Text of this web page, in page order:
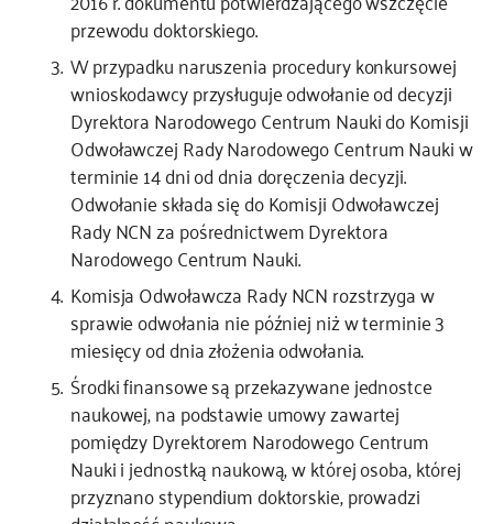
przewodu doktorskiego.
W przypadku naruszenia procedury konkursowej
wnioskodawcy przysługuje odwołanie od decyzji
Dyrektora Narodowego Centrum Nauki do Komisji
Odwoławczej Rady Narodowego Centrum Nauki w
terminie 14 dni od dnia doręczenia decyzji.
Odwołanie składa się do Komisji Odwoławczej
Rady NCN za pośrednictwem Dyrektora
Narodowego Centrum Nauki.
Komisja Odwoławcza Rady NCN rozstrzyga w
sprawie odwołania nie później niż w terminie 3
miesięcy od dnia złożenia odwołania.
Środki finansowe są przekazywane jednostce
naukowej, na podstawie umowy zawartej
pomiędzy Dyrektorem Narodowego Centrum
Nauki i jednostką naukową, w której osoba, której
przyznano stypendium doktorskie, prowadzi